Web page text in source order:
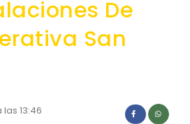
y Ordenamiento Territorial -
De
San
13:46